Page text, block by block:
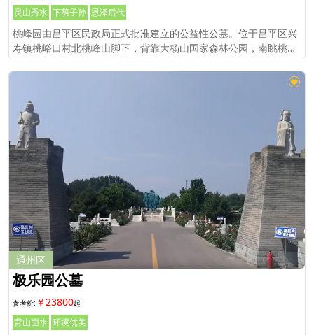
灵山秀水 下荫子孙 恩泽后代
桃峰园由昌平区民政局正式批准建立的公益性公墓。位于昌平区兴
寿镇桃峪口村北桃峰山脚下，背靠大杨山国家森林公园，南眺桃峪
口水库，与明十三陵一脉相承，京密运河由东向西静静流淌。
通州区
极乐园公墓
￥23800
背山面水 环境优美